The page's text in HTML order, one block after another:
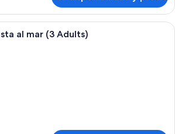
Ropa de cama de alta calidad,
al mar (3 Adults)